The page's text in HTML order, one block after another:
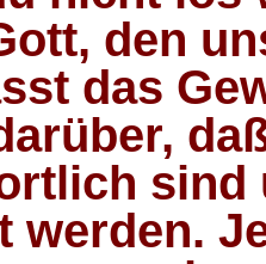
den
das
sind
werden.